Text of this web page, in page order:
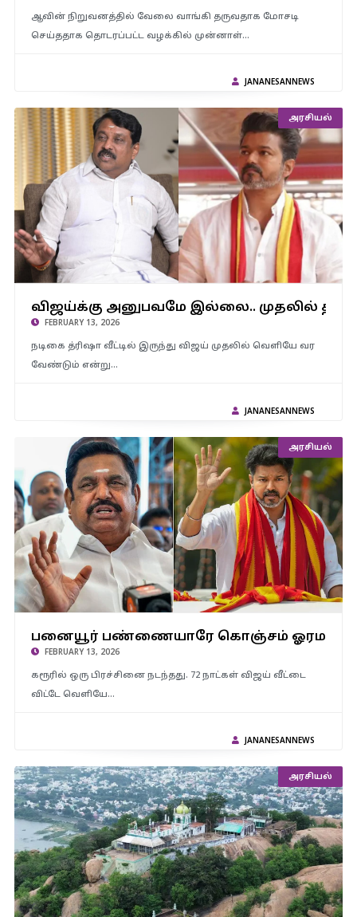
ஆவின் நிறுவனத்தில் வேலை வாங்கி தருவதாக மோசடி
செய்ததாக தொடரப்பட்ட வழக்கில் முன்னாள்…
JANANESANNEWS
வெளியே வரவேண்டும் – பாஜக தலைவர் நயினார் நாகேந்திரன்
கடும் விமர்சனம்..!
அரசியல்
விஜய்க்கு அனுபவமே இல்லை.. முதலில்
FEBRUARY 13, 2026
நடிகை த்ரிஷா வீட்டில் இருந்து விஜய் முதலில் வெளியே வர
வேண்டும் என்று…
JANANESANNEWS
பனையூர் பண்ணையாரே கொஞ்சம் ஓரமா போய் விளையாடுங்க
Uncle..! – விஜய் மீது அதிமுக கடும் தாக்கு..!
அரசியல்
பனையூர் பண்ணையாரே கொஞ்சம் ஓரமா
FEBRUARY 13, 2026
கரூரில் ஒரு பிரச்சினை நடந்தது. 72 நாட்கள் விஜய் வீட்டை
விட்டே வெளியே…
JANANESANNEWS
அரசியல்